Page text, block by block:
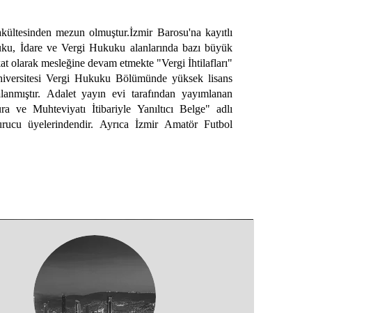
mezun olmuştur.İzmir Barosu'na kayıtlı
İdare ve Vergi Hukuku alanlarında bazı büyük
olarak mesleğine devam etmekte "Vergi İhtilafları"
Vergi Hukuku Bölümünde yüksek lisans
Adalet yayın evi tarafından yayımlanan
ve Muhteviyatı İtibariyle Yanıltıcı Belge" adlı
üyelerindendir. Ayrıca İzmir Amatör Futbol